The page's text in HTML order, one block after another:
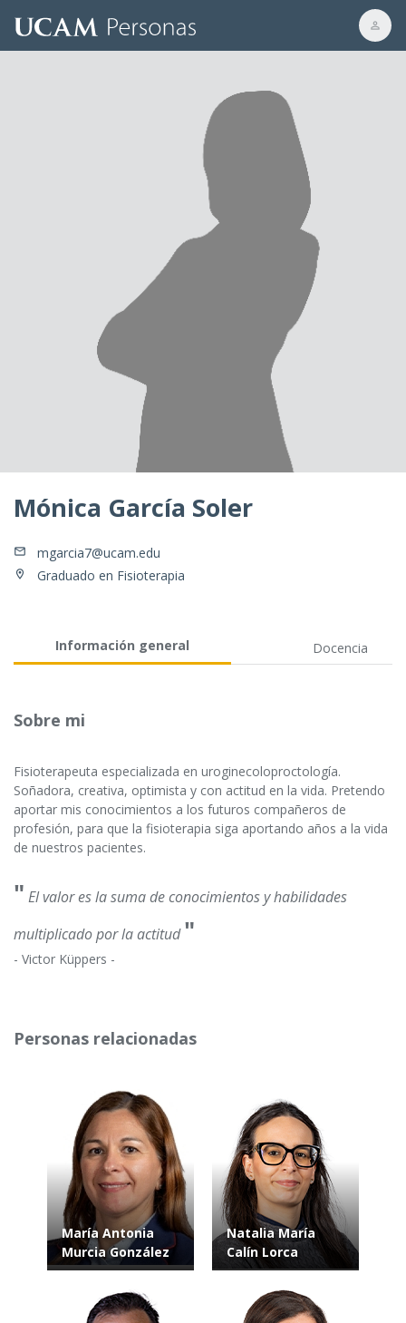
Mónica García Soler
mgarcia7@ucam.edu
Graduado en Fisioterapia
Información general Docencia
Sobre mi
Fisioterapeuta especializada en uroginecoloproctología.
Soñadora, creativa, optimista y con actitud en la vida. Pretendo
aportar mis conocimientos a los futuros compañeros de
profesión, para que la fisioterapia siga aportando años a la vida
de nuestros pacientes.
" El valor es la suma de conocimientos y habilidades
multiplicado por la actitud"
- Victor Küppers -
Personas relacionadas
María Antonia
Murcia González
Natalia María
Calín Lorca